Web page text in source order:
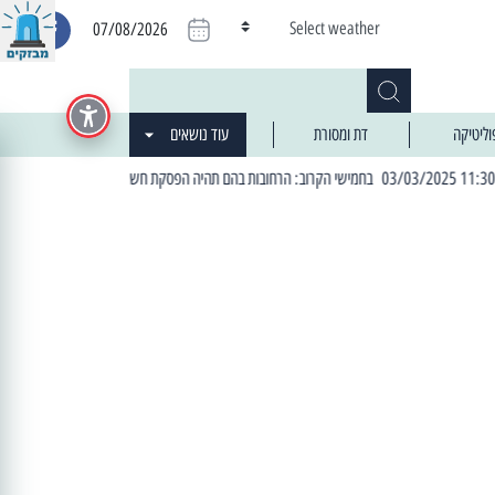
Select weather
07/08/2026
דת ומסורת עוד נושאים